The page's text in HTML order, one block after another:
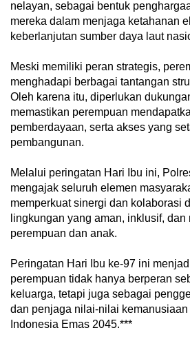
nelayan, sebagai bentuk
mereka dalam menjaga ketahanan
keberlanjutan sumber daya laut
Meski memiliki peran strategis,
menghadapi berbagai tantangan
Oleh karena itu, diperlukan
memastikan perempuan
pemberdayaan, serta akses yang
pembangunan.
Melalui peringatan Hari Ibu ini,
mengajak seluruh elemen
memperkuat sinergi dan kolaborasi
lingkungan yang aman, inklusif, dan
perempuan dan anak.
Peringatan Hari Ibu ke-97 ini
perempuan tidak hanya berperan
keluarga, tetapi juga sebagai
dan penjaga nilai-nilai
Indonesia Emas 2045.***